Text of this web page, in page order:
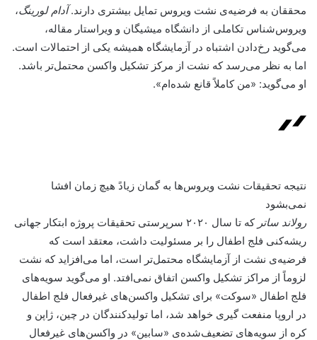
محققان به فرضیه‌ی نشت ویروس تمایل بیشتری دارند.آدام لورینگ،
ویروس‌شناس تکاملی از دانشگاه میشیگان و ویراستار مقاله،
می‌گوید رخ‌دادن اشتباه در آزمایشگاه همیشه یکی از احتمالات است.
اما به نظر می‌رسد که نشت از مرکز تشکیل واکسن محتمل‌تر باشد.
او می‌گوید: «من کاملاً قانع شده‌ام».
نتیجه تحقیقات نشت ویروس‌ها به گمان زیادً هیچ زمان افشا
نمی‌بشود
رولاند ساتر
که تا سال ۲۰۲۰ سرپرستی تحقیقات پروژه ابتکار جهانی
ریشه‌کنی فلج اطفال را بر مسئولیت داشت، معتقد است که
فرضیه‌ی نشت از آزمایشگاه محتمل‌تر است، اما می‌افزاید که نشت
لزوماً از مراکز تشکیل واکسن اتفاق نمی‌افتد. او می‌گوید سویه‌های
فلج اطفال «سوکت» برای تشکیل واکسن‌های غیرفعال فلج اطفال
در اروپا منفعت گیری خواهد شد، اما تولیدکنندگان در چین، ژاپن و
کره از سویه‌های تضعیف‌شده‌ی «سابین» در واکسن‌های غیر‌فعال